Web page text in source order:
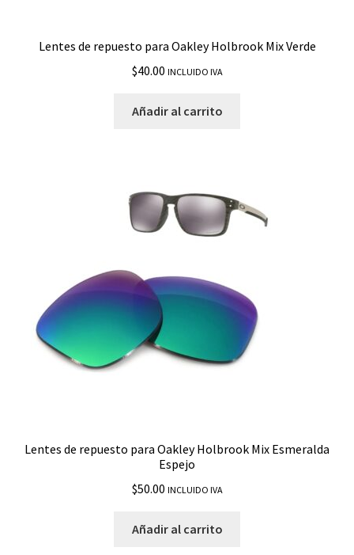
Lentes de repuesto para Oakley Holbrook Mix Verde
$40.00 INCLUIDO IVA
Añadir al carrito
Lentes de repuesto para Oakley Holbrook Mix Esmeralda
Espejo
$50.00 INCLUIDO IVA
Añadir al carrito